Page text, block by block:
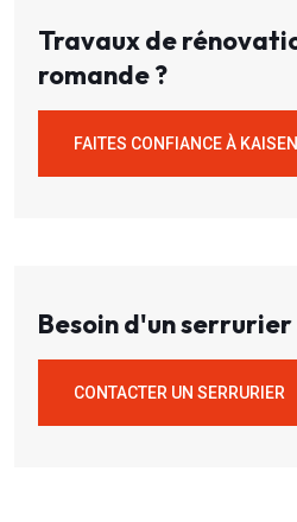
Travaux de
romande ?
FAITES CONFIANCE À
Besoin d'un serrurier
CONTACTER UN SERRURIER